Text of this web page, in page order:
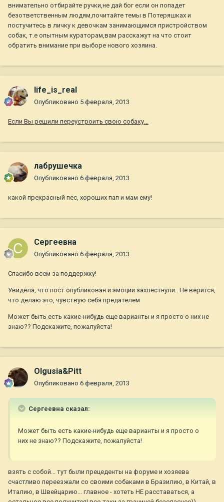
внимательно отбирайте ручки,не дай бог если он попадет
безответственным людям,почитайте темы в Потеряшках и
постучитесь в личку к девочкам занимающимся пристройством
собак, т.е опытным кураторам,вам расскажут на что стоит
обратить внимание при выборе нового хозяина.
life_is_real
Опубликовано 5 февраля, 2013
Если Вы решили переустроить свою собаку...
лабрушечка
Опубликовано 6 февраля, 2013
какой прекрасный пес, хороших пап и мам ему!
Сергеевна
Опубликовано 6 февраля, 2013
Спасибо всем за поддержку!
Увидела, что пост опубликован и эмоции захлестнули.. Не верится,
что делаю это, чувствую себя предателем
Может быть есть какие-нибудь еще варианты и я просто о них не
знаю?? Подскажите, пожалуйста!
Olgusia&Pitt
Опубликовано 6 февраля, 2013
Сергеевна сказал:
Может быть есть какие-нибудь еще варианты и я просто о
них не знаю?? Подскажите, пожалуйста!
взять с собой... тут были прецеденты на форуме и хозяева
счастливо переезжали со своими собаками в Бразилию, в Китай, в
Италию, в Швейцарию... главное - хотеть НЕ расставаться, а